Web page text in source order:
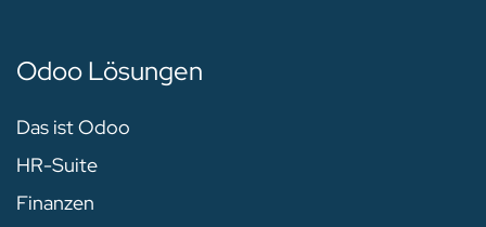
Odoo Lösungen
Das ist Odoo
HR-Suite
Finanzen